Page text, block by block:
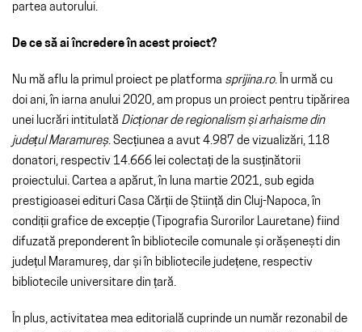
partea autorului.
De ce să ai încredere în acest proiect?
Nu mă aflu la primul proiect pe platforma sprijina.ro. În urmă cu
doi ani, în iarna anului 2020, am propus un proiect pentru tipărirea
unei lucrări intitulată Dicționar de regionalism și arhaisme din
județul Maramureș. Secțiunea a avut 4.987 de vizualizări, 118
donatori, respectiv 14.666 lei colectați de la susținătorii
proiectului. Cartea a apărut, în luna martie 2021, sub egida
prestigioasei edituri Casa Cărții de Știință din Cluj-Napoca, în
condiții grafice de excepție (Tipografia Surorilor Lauretane) fiind
difuzată preponderent în bibliotecile comunale și orășenești din
județul Maramureș, dar și în bibliotecile județene, respectiv
bibliotecile universitare din țară.
În plus, activitatea mea editorială cuprinde un număr rezonabil de